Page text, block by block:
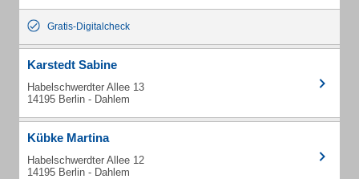
Gratis-Digitalcheck
Karstedt Sabine
Habelschwerdter Allee 13
14195 Berlin - Dahlem
Kübke Martina
Habelschwerdter Allee 12
14195 Berlin - Dahlem